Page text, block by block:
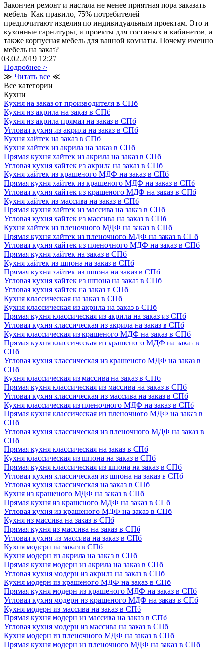
Закончен ремонт и настала не менее приятная пора заказать
мебель. Как правило, 75% потребителей
предпочитают изделия по индивидуальным проектам. Это и
кухонные гарнитуры, и проекты для гостиных и кабинетов, а
также корпусная мебель для ванной комнаты. Почему именно
мебель на заказ?
03.02.2019 12:27
Подробнее >
≫ Читать все ≪
Все категории
Кухни
Кухня на заказ от производителя в СПб
Кухня из акрила на заказ в СПб
Кухня из акрила прямая на заказ в СПб
Угловая кухня из акрила на заказ в СПб
Кухня хайтек на заказ в СПб
Кухня хайтек из акрила на заказ в СПб
Прямая кухня хайтек из акрила на заказ в СПб
Угловая кухня хайтек из акрила на заказ в СПб
Кухня хайтек из крашеного МДФ на заказ в СПб
Прямая кухня хайтек из крашеного МДФ на заказ в СПб
Угловая кухня хайтек из крашеного МДФ на заказ в СПб
Кухня хайтек из массива на заказ в СПб
Прямая кухня хайтек из массива на заказ в СПб
Угловая кухня хайтек из массива на заказ в СПб
Кухня хайтек из пленочного МДФ на заказ в СПб
Прямая кухня хайтек из пленочного МДФ на заказ в СПб
Угловая кухня хайтек из пленочного МДФ на заказ в СПб
Прямая кухня хайтек на заказ в СПб
Кухня хайтек из шпона на заказ в СПб
Прямая кухня хайтек из шпона на заказ в СПб
Угловая кухня хайтек из шпона на заказ в СПб
Угловая кухня хайтек на заказ в СПб
Кухня классическая на заказ в СПб
Кухня классическая из акрила на заказ в СПб
Прямая кухня классическая из акрила на заказ из СПб
Угловая кухня классическая из акрила на заказ в СПб
Кухня классическая из крашеного МДФ на заказ в СПб
Прямая кухня классическая из крашеного МДФ на заказ в
СПб
Угловая кухня классическая из крашеного МДФ на заказ в
СПб
Кухня классическая из массива на заказ в СПб
Прямая кухня классическая из массива на заказ в СПб
Угловая кухня классическая из массива на заказ в СПб
Кухня классическая из пленочного МДФ на заказ в СПб
Прямая кухня классическая из пленочного МДФ на заказ в
СПб
Угловая кухня классическая из пленочного МДФ на заказ в
СПб
Прямая кухня классическая на заказ в СПб
Кухня классическая из шпона на заказ в СПб
Прямая кухня классическая из шпона на заказ в СПб
Угловая кухня классическая из шпона на заказ в СПб
Угловая кухня классическая на заказ в СПб
Кухня из крашеного МДФ на заказ в СПб
Прямая кухня из крашеного МДФ на заказ в СПб
Угловая кухня из крашеного МДФ на заказ в СПб
Кухня из массива на заказ в СПб
Прямая кухня из массива на заказ в СПб
Угловая кухня из массива на заказ в СПб
Кухня модерн на заказ в СПб
Кухня модерн из акрила на заказ в СПб
Прямая кухня модерн из акрила на заказ в СПб
Угловая кухня модерн из акрила на заказ в СПб
Кухня модерн из крашеного МДФ на заказ в СПб
Прямая кухня модерн из крашеного МДФ на заказ в СПб
Угловая кухня модерн из крашеного МДФ на заказ в СПб
Кухня модерн из массива на заказ в СПб
Прямая кухня модерн из массива на заказ в СПб
Угловая кухня модерн из массива на заказ в СПб
Кухня модерн из пленочного МДФ на заказ в СПб
Прямая кухня модерн из пленочного МДФ на заказ в СПб